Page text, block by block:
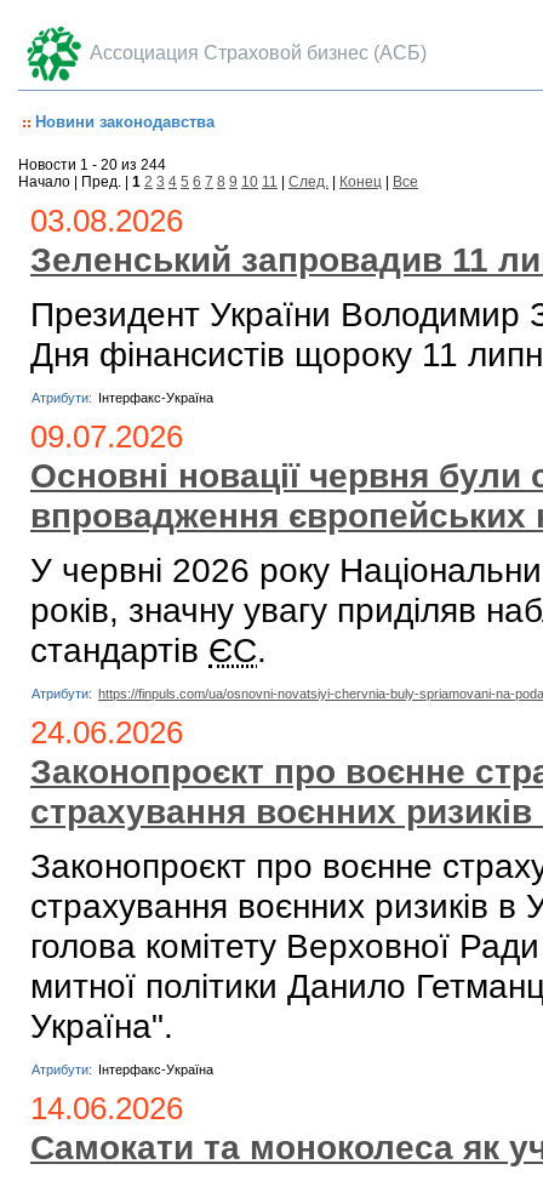
Ассоциация Страховой бизнес (АСБ)
Новини законодавства
Новости 1 - 20 из 244
Начало | Пред. | 1 2 3 4 5 6 7 8 9 10 11 След. Конец Все
03.08.2026
Зеленський запровадив 11
Президент України Володимир
Дня фінансистів щороку 11
Атрибути: Інтерфакс-Україна
09.07.2026
Основні новації червня
впровадження європейських
У червні 2026 року
років, значну увагу приділяв
стандартів ЄС.
Атрибути: https://finpuls.com/ua/osnovni-novatsiyi-chervnia-buly-spriamovani-na-
24.06.2026
Законопроєкт про воєнне
страхування воєнних
Законопроєкт про воєнне
страхування воєнних ризиків в
голова комітету Верховної
митної політики Данило
Україна".
Атрибути: Інтерфакс-Україна
14.06.2026
Самокати та моноколеса як